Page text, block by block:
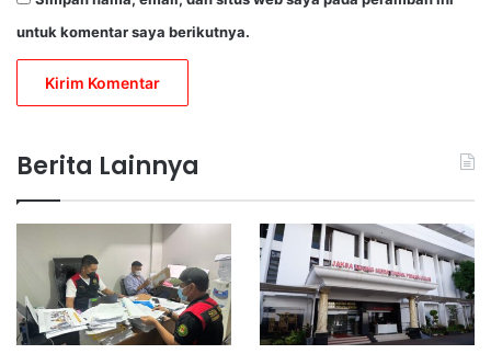
untuk komentar saya berikutnya.
Berita Lainnya